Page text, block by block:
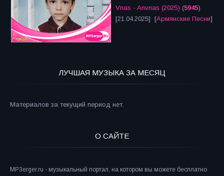
Vnas - Anvnas (2025) (5945)
[21.04.2025] [Армянские Песни]
ЛУЧШАЯ МУЗЫКА ЗА МЕСЯЦ
Материалов за текущий период нет.
О САЙТЕ
MP3erger.ru - музыкальный портал, на котором вы можете бесплатно